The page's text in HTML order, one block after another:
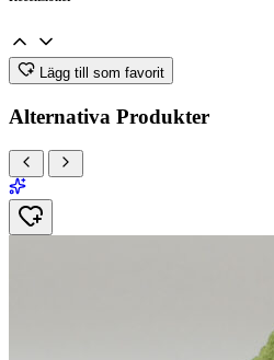
Lägg till som favorit
Alternativa Produkter